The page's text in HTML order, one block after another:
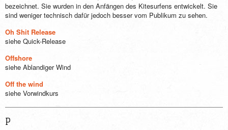
bezeichnet. Sie wurden in den Anfängen des Kitesurfens entwickelt. Sie
sind weniger technisch dafür jedoch besser vom Publikum zu sehen.
Oh Shit Release
siehe Quick-Release
Offshore
siehe Ablandiger Wind
Off the wind
siehe Vorwindkurs
P